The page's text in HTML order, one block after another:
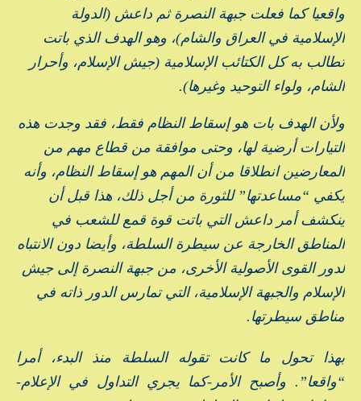
واقعيا كما فعلت جبهة النصرة ثم داعش (الدولة
الإسلامية في العراق والشام)، وهو الهدف الذي باتت
تطالب به كل الكتائب الإسلامية (جيش الإسلام، وأحرار
الشام، ولواء التوحيد وغيرها).
ولأن الهدف بات هو إسقاط النظام فقط، فقد وجدت هذه
التيارات أرضية لها، وحتى موافقة من قطاع مهم من
المعارضين انطلاقا من أن المهم هو إسقاط النظام، وأنه
يكفي “مساعدتها” للثورة من أجل ذلك، هذا قبل أن
ينكشف أمر داعش التي باتت قوة قمع للشعب في
المناطق الخارجة عن سيطرة السلطة، وأيضا دون الانتباه
لدور القوى الأصولية الأخرى، من جبهة النصرة إلى جيش
الإسلام والجبهة الإسلامية، التي تمارس الدور ذاته في
مناطق سيطرتها.
بهذا تحول ما كانت تقوله السلطة منذ البدء، أمرا
“واقعا”. وأصبح الأمر-كما يجري التداول في الإعلام-